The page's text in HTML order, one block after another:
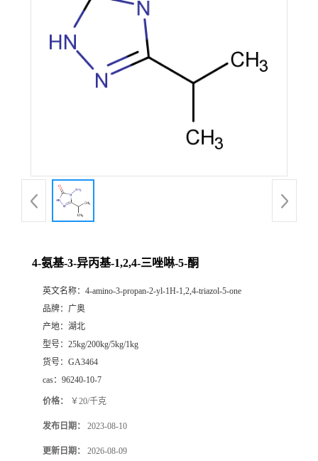
4-氨基-3-异丙基-1,2,4-三唑啉-5-酮
英文名称： 4-amino-3-propan-2-yl-1H-1,2,4-triazol-5-one
品牌： 广奥
产地： 湖北
型号： 25kg/200kg/5kg/1kg
货号： GA3464
cas： 96240-10-7
价格： ￥20/千克
发布日期： 2023-08-10
更新日期： 2026-08-09